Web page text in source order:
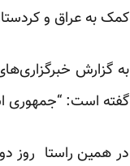
کمک به عراق و
به گزارش
گفته است: “جمهوری
در همین راستا روز دوشنبه، ۳ شهریورماه، عبدالرضا رحمانی فضلی، وزیر